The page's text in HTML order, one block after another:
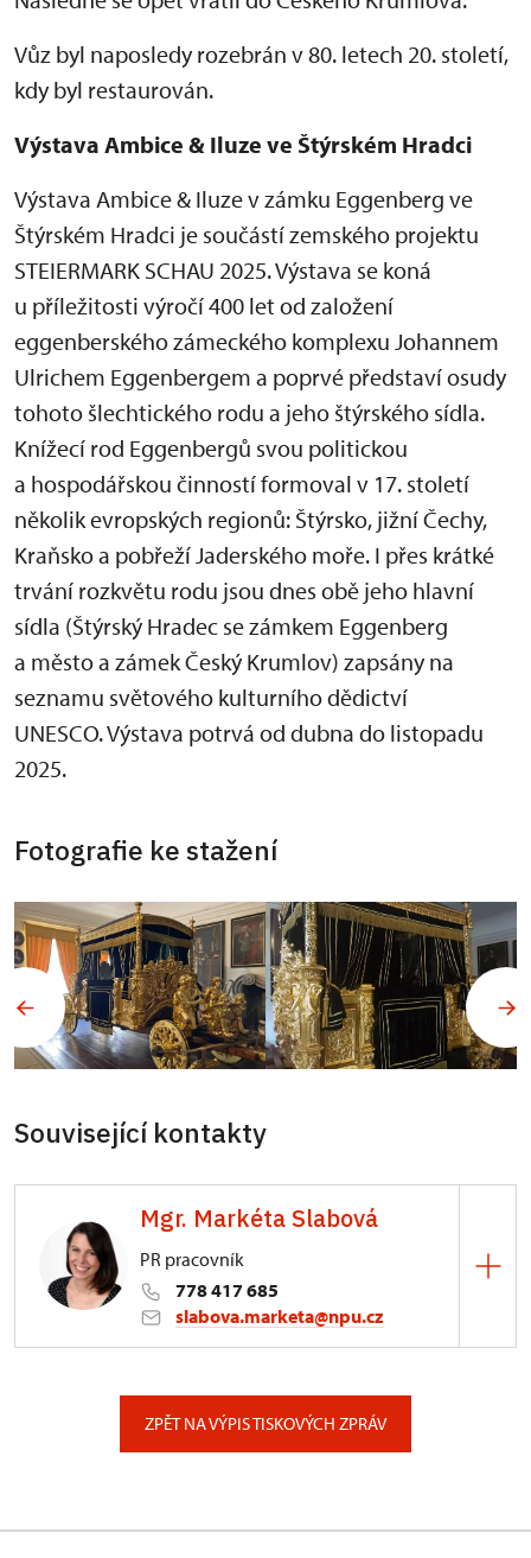
Vůz byl naposledy rozebrán v 80. letech 20. století,
kdy byl restaurován.
Výstava Ambice & Iluze ve Štýrském Hradci
Výstava Ambice & Iluze v zámku Eggenberg ve
Štýrském Hradci je součástí zemského projektu
STEIERMARK SCHAU 2025. Výstava se koná
u příležitosti výročí 400 let od založení
eggenberského zámeckého komplexu Johannem
Ulrichem Eggenbergem a poprvé představí osudy
tohoto šlechtického rodu a jeho štýrského sídla.
Knížecí rod Eggenbergů svou politickou
a hospodářskou činností formoval v 17. století
několik evropských regionů: Štýrsko, jižní Čechy,
Kraňsko a pobřeží Jaderského moře. I přes krátké
trvání rozkvětu rodu jsou dnes obě jeho hlavní
sídla (Štýrský Hradec se zámkem Eggenberg
a město a zámek Český Krumlov) zapsány na
seznamu světového kulturního dědictví
UNESCO. Výstava potrvá od dubna do listopadu
2025.
Fotografie ke stažení
Související kontakty
Mgr. Markéta Slabová
PR pracovník
778 417 685
slabova.marketa@npu.cz
ZPĚT NA VÝPIS TISKOVÝCH ZPRÁV